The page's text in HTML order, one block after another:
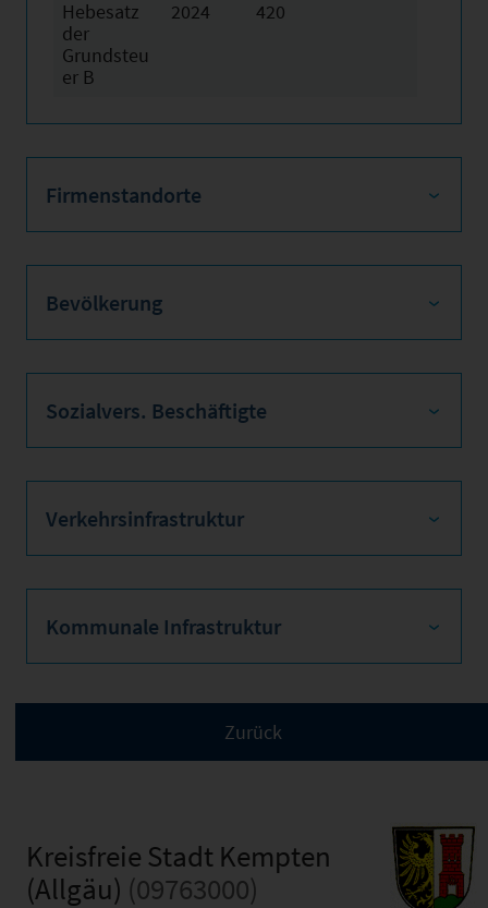
Hebesatz
der
Grundsteu
er B
2024 420
Firmenstandorte
Bevölkerung
Sozialvers. Beschäftigte
Verkehrsinfrastruktur
Kommunale Infrastruktur
Kreisfreie Stadt Kempten
(Allgäu) (09763000)